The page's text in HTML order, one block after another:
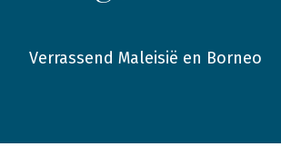
2012
Verrassend Maleisië en Borneo